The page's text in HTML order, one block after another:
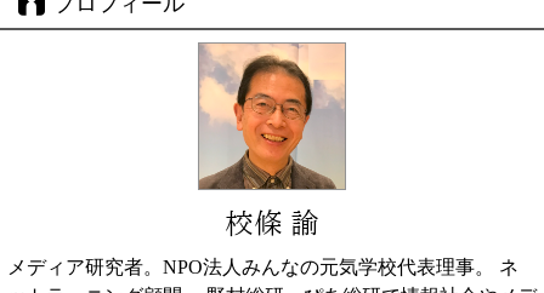
校條 諭
メディア研究者。NPO法人みんなの元気学校代表理事。 ネ